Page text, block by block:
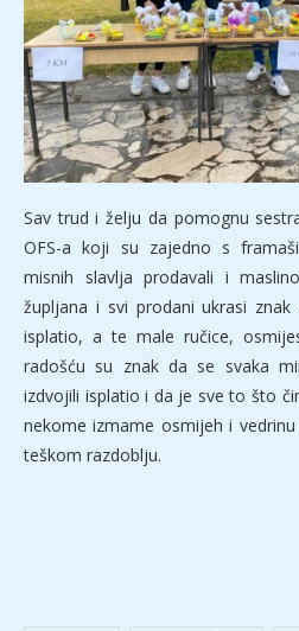
Sav trud i želju da pomognu
OFS-a koji su zajedno s
misnih slavlja prodavali i
župljana i svi prodani ukrasi
isplatio, a te male ručice,
radošću su znak da se svaka
izdvojili isplatio i da je sve to što
nekome izmame osmijeh i
teškom razdoblju.